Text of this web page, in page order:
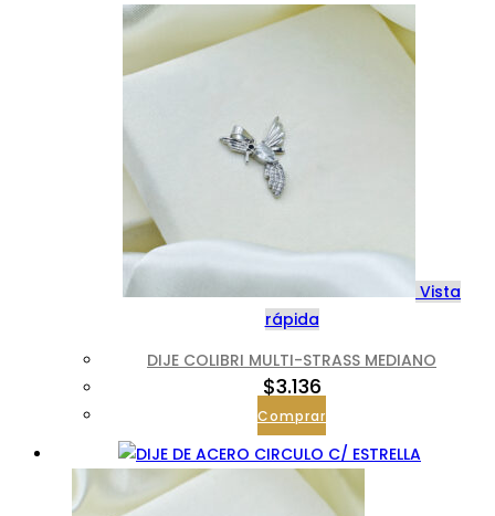
Vista
rápida
DIJE COLIBRI MULTI-STRASS MEDIANO
$3.136
Comprar